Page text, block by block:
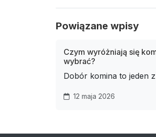
Powiązane wpisy
Czym wyróżniają się
wybrać?
Dobór komina to jeden
12 maja 2026